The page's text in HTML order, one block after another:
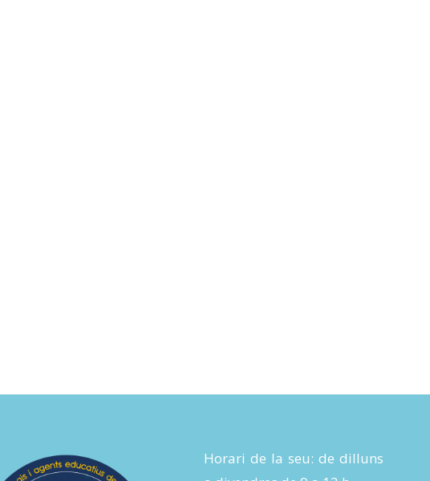
Horari de la seu: de dilluns